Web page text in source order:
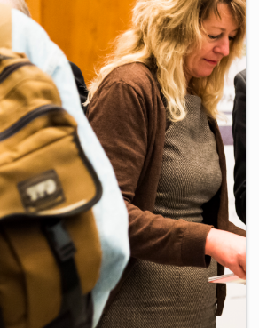
Alliance Liga
NEWS
Newsletter
KALENDER
KONTAKT